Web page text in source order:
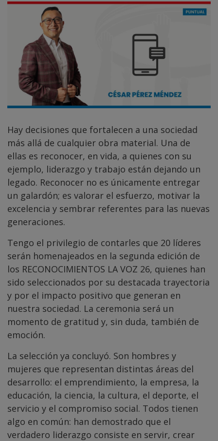
Hay decisiones que fortalecen a una sociedad
más allá de cualquier obra material. Una de
ellas es reconocer, en vida, a quienes con su
ejemplo, liderazgo y trabajo están dejando un
legado. Reconocer no es únicamente entregar
un galardón; es valorar el esfuerzo, motivar la
excelencia y sembrar referentes para las nuevas
generaciones.
Tengo el privilegio de contarles que 20 líderes
serán homenajeados en la segunda edición de
los RECONOCIMIENTOS LA VOZ 26, quienes han
sido seleccionados por su destacada trayectoria
y por el impacto positivo que generan en
nuestra sociedad. La ceremonia será un
momento de gratitud y, sin duda, también de
emoción.
La selección ya concluyó. Son hombres y
mujeres que representan distintas áreas del
desarrollo: el emprendimiento, la empresa, la
educación, la ciencia, la cultura, el deporte, el
servicio y el compromiso social. Todos tienen
algo en común: han demostrado que el
verdadero liderazgo consiste en servir, crear